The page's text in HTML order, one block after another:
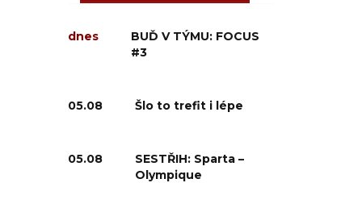
dnes
BUĎ V TÝMU: FOCUS
#3
05.08 Šlo to trefit i lépe
05.08
SESTŘIH: Sparta –
Olympique